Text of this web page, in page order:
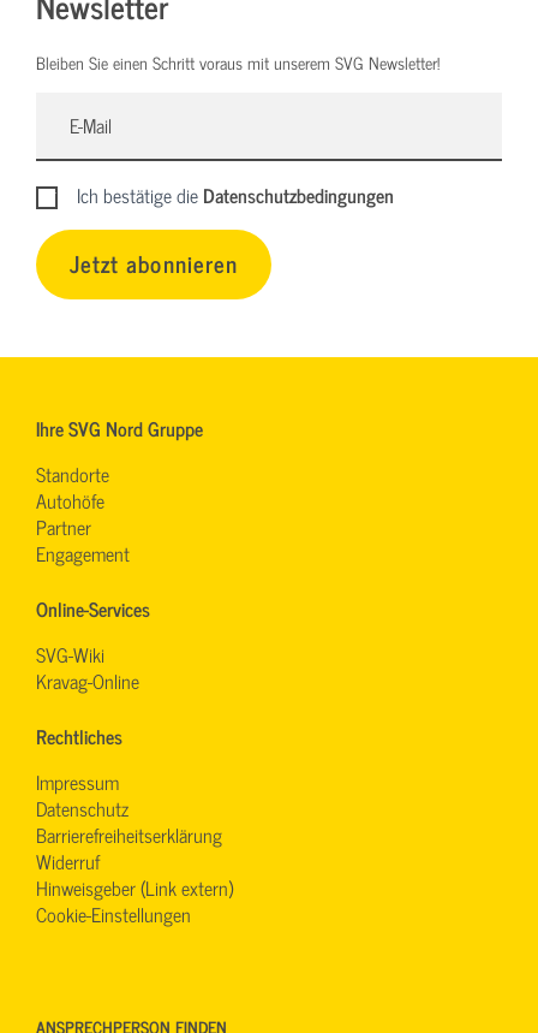
Bleiben Sie einen Schritt voraus mit unserem SVG Newsletter!
Ich bestätige dieDatenschutzbedingungen
Jetzt abonnieren
Ihre SVG Nord Gruppe
Standorte
Autohöfe
Partner
Engagement
Online-Services
SVG-Wiki
Kravag-Online
Rechtliches
Impressum
Datenschutz
Barrierefreiheitserklärung
Widerruf
Hinweisgeber (Link extern)
Cookie-Einstellungen
ANSPRECHPERSON FINDEN